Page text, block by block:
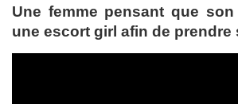
Une femme pensant que
une escort girl afin de